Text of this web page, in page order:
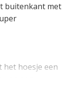
buitenkant met
het hoesje een
van uw